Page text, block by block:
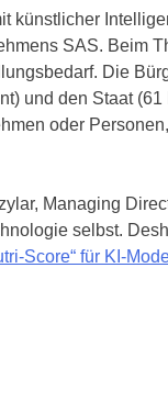
künstlicher
SAS. Beim
Die
und den Staat
oder
Managing
selbst.
Score“ für KI-